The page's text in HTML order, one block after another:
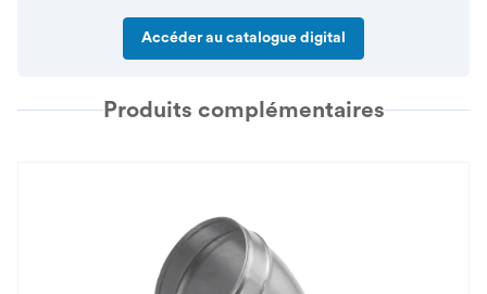
Accéder au catalogue digital
Produits complémentaires